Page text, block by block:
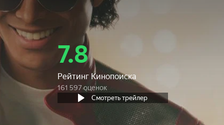
7.8
Рейтинг Кинопоиска
161 597 оценок
Смотреть трейлер